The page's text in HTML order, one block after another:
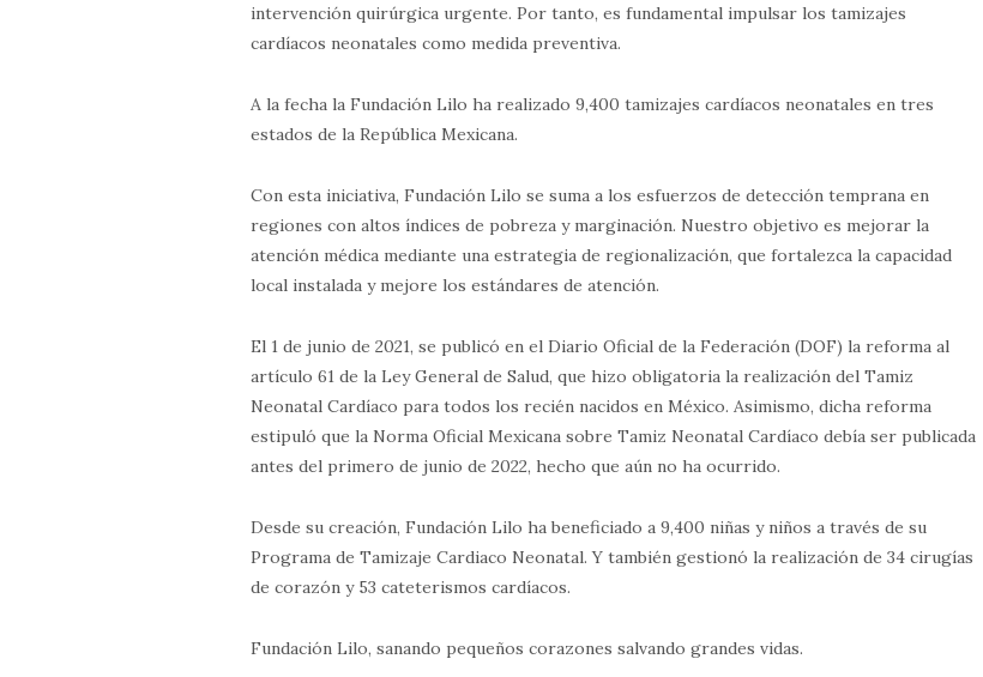
intervención quirúrgica urgente. Por tanto, es fundamental impulsar los tamizajes
cardíacos neonatales como medida preventiva.
A la fecha la Fundación Lilo ha realizado 9,400 tamizajes cardíacos neonatales en tres
estados de la República Mexicana.
Con esta iniciativa, Fundación Lilo se suma a los esfuerzos de detección temprana en
regiones con altos índices de pobreza y marginación. Nuestro objetivo es mejorar la
atención médica mediante una estrategia de regionalización, que fortalezca la capacidad
local instalada y mejore los estándares de atención.
El 1 de junio de 2021, se publicó en el Diario Oficial de la Federación (DOF) la reforma al
artículo 61 de la Ley General de Salud, que hizo obligatoria la realización del Tamiz
Neonatal Cardíaco para todos los recién nacidos en México. Asimismo, dicha reforma
estipuló que la Norma Oficial Mexicana sobre Tamiz Neonatal Cardíaco debía ser publicada
antes del primero de junio de 2022, hecho que aún no ha ocurrido.
Desde su creación, Fundación Lilo ha beneficiado a 9,400 niñas y niños a través de su
Programa de Tamizaje Cardiaco Neonatal. Y también gestionó la realización de 34 cirugías
de corazón y 53 cateterismos cardíacos.
Fundación Lilo, sanando pequeños corazones salvando grandes vidas.